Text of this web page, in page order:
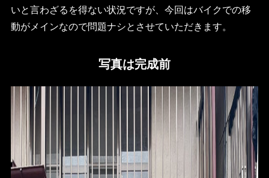
いと言わざるを得ない状況ですが、今回はバイクでの移
動がメインなので問題ナシとさせていただきます。
写真は完成前